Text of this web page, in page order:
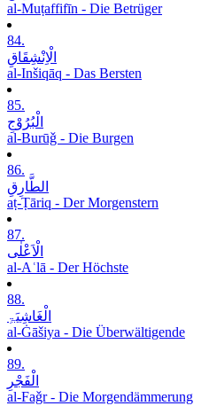
al-Muṭaffifīn - Die Betrüger
84.
الْاِنْشِقَاقِ
al-Inšiqāq - Das Bersten
85.
الْبُرُوْجِ
al-Burūǧ - Die Burgen
86.
الطَّارِقِ
aṭ-Ṭāriq - Der Morgenstern
87.
الْاَعْلٰی
al-Aʿlā - Der Höchste
88.
الْغَاشِیَۃِ
al-Ġāšiya - Die Überwältigende
89.
الْفَجْرِ
al-Faǧr - Die Morgendämmerung